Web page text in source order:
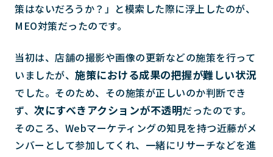
策はないだろうか？」と模索した際に浮上したのが、
MEO対策だったのです。
当初は、店舗の撮影や画像の更新などの施策を行って
いましたが、 施策における成果の把握が難しい状況
でした。そのため、その施策が正しいのか判断でき
ず、 次にすべきアクションが不透明だったのです。
そのころ、Webマーケティングの知見を持つ近藤がメ
ンバーとして参加してくれ、一緒にリサーチなどを進